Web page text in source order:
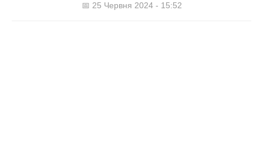
📅 25 Червня 2024 - 15:52